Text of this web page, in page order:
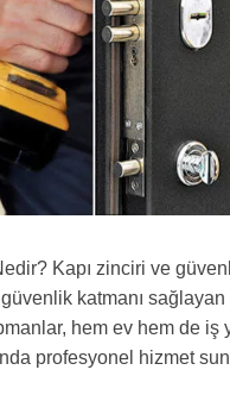
Kapı zinciri ve
katmanı
hem ev hem de
profesyonel hizmet